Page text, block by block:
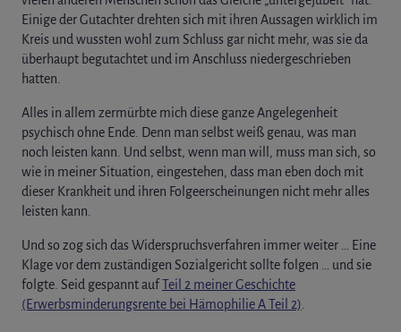
Einige der Gutachter drehten sich mit ihren Aussagen wirklich im
Kreis und wussten wohl zum Schluss gar nicht mehr, was sie da
überhaupt begutachtet und im Anschluss niedergeschrieben
hatten.
Alles in allem zermürbte mich diese ganze Angelegenheit
psychisch ohne Ende. Denn man selbst weiß genau, was man
noch leisten kann. Und selbst, wenn man will, muss man sich, so
wie in meiner Situation, eingestehen, dass man eben doch mit
dieser Krankheit und ihren Folgeerscheinungen nicht mehr alles
leisten kann.
Und so zog sich das Widerspruchsverfahren immer weiter … Eine
Klage vor dem zuständigen Sozialgericht sollte folgen … und sie
folgte. Seid gespannt aufTeil 2 meiner Geschichte
(Erwerbsminderungsrente bei Hämophilie A Teil 2)